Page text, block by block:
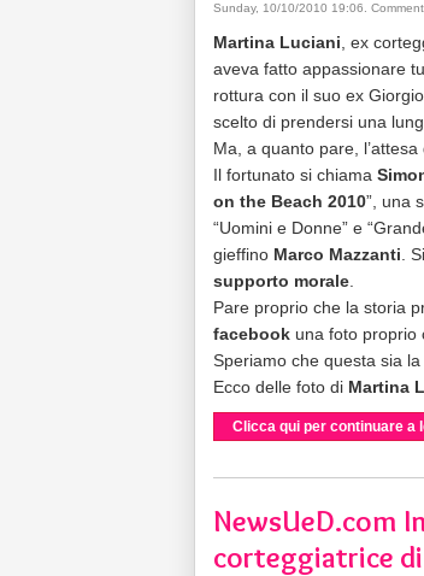
Sunday, 10/10/2010 19:06
Martina Luciani , ex
aveva fatto appassionare
rottura con il suo ex
scelto di prendersi una
Ma, a quanto pare, l’attesa
Il fortunato si chiama
on the Beach 2010”, una
“Uomini e Donne” e
gieffino Marco Mazzanti .
supporto morale
Pare proprio che la storia
facebook una foto proprio
Speriamo che questa sia
Ecco delle foto di Martina
Clicca qui per continuare a
NewsUeD.com
corteggiatrice